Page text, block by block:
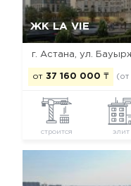
ЖК LA VIE
от 37 160 000 ₸ (от
строится элит